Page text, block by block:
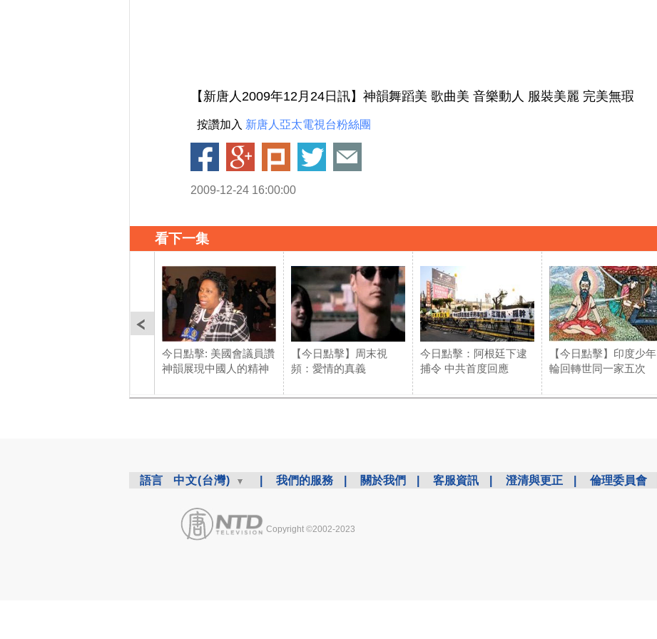
【新唐人2009年12月24日訊】神韻舞蹈美 歌曲美 音樂動人 服裝美麗 完美無瑕
按讚加入 新唐人亞太電視台粉絲團
2009-12-24 16:00:00
看下一集
今日點擊: 美國會議員讚
神韻展現中國人的精神
【今日點擊】周末視
頻：愛情的真義
今日點擊：阿根廷下逮
捕令 中共首度回應
【今日點擊】印度少年
輪回轉世同一家五次
語言 中文(台灣) 我們的服務 關於我們 客服資訊 澄清與更正 倫理委員會
Copyright ©2002-2023